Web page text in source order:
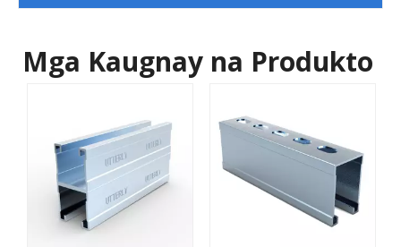
Mga Kaugnay na Produkto